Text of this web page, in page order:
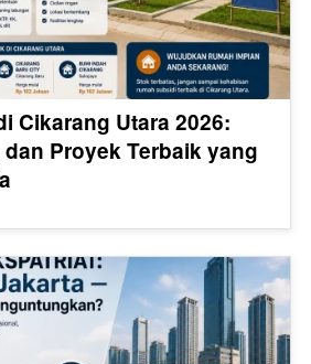
Cikarang Utara 2026:
dan Proyek Terbaik yang